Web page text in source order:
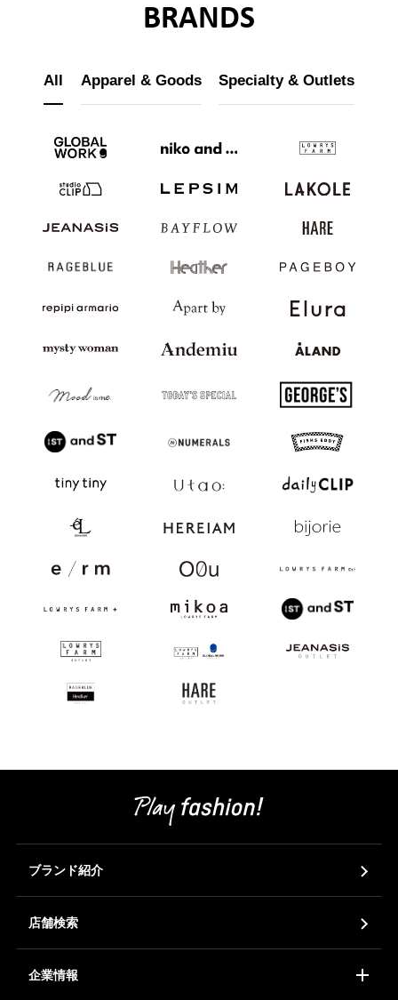
サステナビリティ
JP EN
BRANDS
All Apparel & Goods Specialty & Outlets
ブランド紹介
店舗検索
企業情報